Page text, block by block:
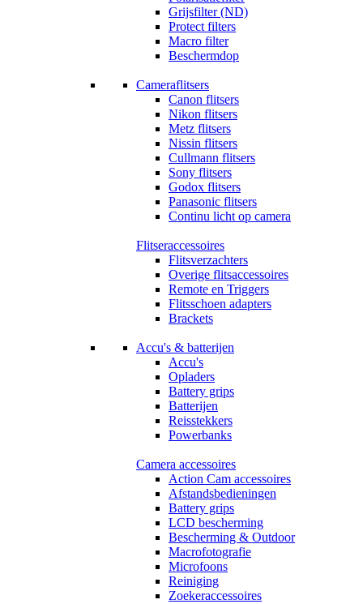
Grijsfilter (ND)
Protect filters
Macro filter
Beschermdop
Cameraflitsers
Canon flitsers
Nikon flitsers
Metz flitsers
Nissin flitsers
Cullmann flitsers
Sony flitsers
Godox flitsers
Panasonic flitsers
Continu licht op camera
Flitseraccessoires
Flitsverzachters
Overige flitsaccessoires
Remote en Triggers
Flitsschoen adapters
Brackets
Accu's & batterijen
Accu's
Opladers
Battery grips
Batterijen
Reisstekkers
Powerbanks
Camera accessoires
Action Cam accessoires
Afstandsbedieningen
Battery grips
LCD bescherming
Bescherming & Outdoor
Macrofotografie
Microfoons
Reiniging
Zoekeraccessoires